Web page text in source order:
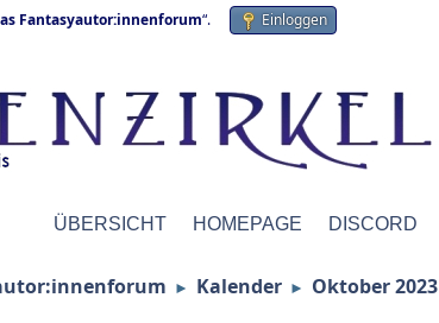
Fantasyautor:innenforum“. Einloggen
ÜBERSICHT HOMEPAGE DISCORD
► Kalender ► Oktober 2023